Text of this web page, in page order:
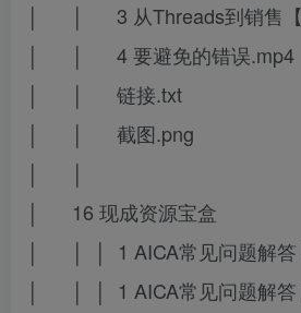
│ │ 3 从Threads到销售【
│ │ 4 要避免的错误.mp4
│ │ 链接.txt
│ │ 截图.png
│ │
│ 16 现成资源宝盒
│ │ │ 1 AICA常见问题解答
│ │ │ 1 AICA常见问题解答